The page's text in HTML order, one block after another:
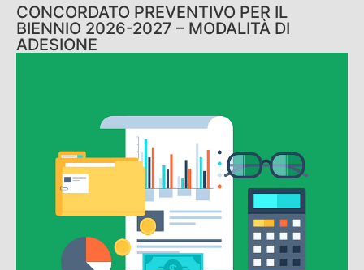
CONCORDATO PREVENTIVO PER IL
BIENNIO 2026-2027 – MODALITÀ DI
ADESIONE